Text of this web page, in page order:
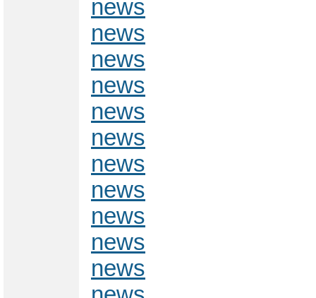
news
news
news
news
news
news
news
news
news
news
news